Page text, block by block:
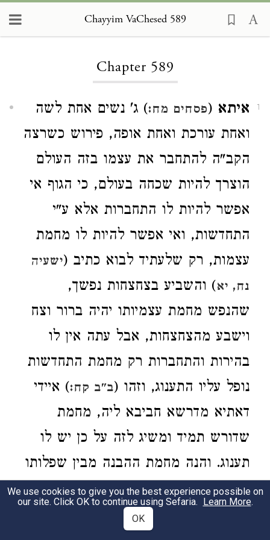
Chayyim VaChesed 589
Chapter 589
1 איתא (פסחים מח:) ג' נשים אחת לשה
ואחת עורכת ואחת אופה, פירוש כשרצה
הקב"ה להתחבר את עצמו בזה העולם
הוצרך להיות שכחה בעולם, כי הגוף אי
אפשר להיות לו התחברות אלא ע"י
התחדשות, ואי אפשר להיות לו מחמת
עצמות, רק שלעתיד לבוא כתיב (ישעיה
נח, יא) והשביע בצחצחות נפשך,
שהנפש מחמת עצמיותו יהיה ברור וצח
וישבע מהצחצחות, אבל עתה אין לו
בהירות והתחברות רק מחמת התחדשות
נופל עליו התענוג, וזהו (ב"ב קח:) איידי
דאתיא מדרשא חביבא ליה, מחמת
שדורש תמיד ומשיג לזה על כן יש לו
תענוג. והנה מחמת ההבנה מבין שפלותו
וגדלות הבורא, וזהו חסד וגבורה, הגבורה
שמבין שפלות הגוף, והחסד הוא גדלות
We use cookies to give you the best experience possible on
our site. Click OK to continue using Sefaria. Learn More.
OK